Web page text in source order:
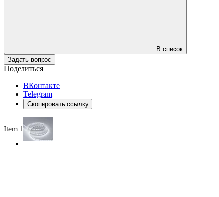
В список
Задать вопрос
Поделиться
ВКонтакте
Telegram
Скопировать ссылку
Item 1 of 4